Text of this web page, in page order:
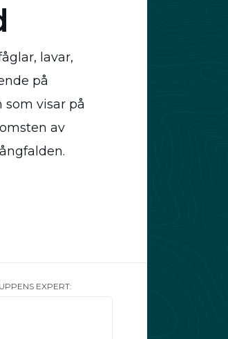
lavar,
på
visar på
av
EXPERT: